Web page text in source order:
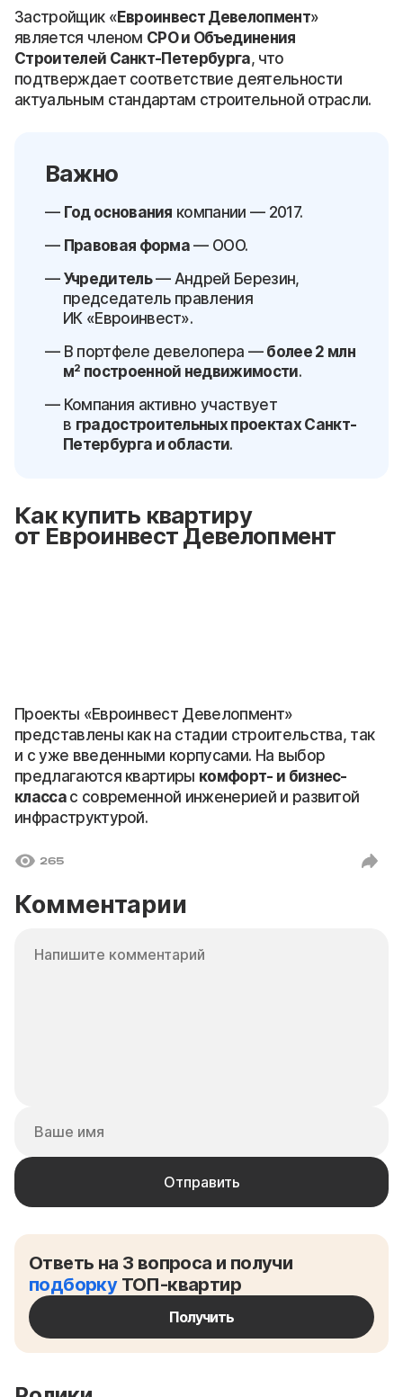
Застройщик «Евроинвест Девелопмент»
является членом СРО и Объединения
Строителей Санкт-Петербурга, что
подтверждает соответствие деятельности
актуальным стандартам строительной отрасли.
Важно
Год основания компании — 2017.
Правовая форма — ООО.
Учредитель— Андрей Березин,
председатель правления
ИК «Евроинвест».
В портфеле девелопера — более 2 млн
м² построенной недвижимости.
Компания активно участвует
в градостроительных проектах Санкт-
Петербурга и области.
Как купить квартиру
от Евроинвест Девелопмент
Проекты «Евроинвест Девелопмент»
представлены как на стадии строительства, так
и с уже введенными корпусами. На выбор
предлагаются квартиры комфорт- и бизнес-
класса с современной инженерией и развитой
инфраструктурой.
265
Комментарии
Ответь на 3 вопроса и получи
подборкуТОП-квартир
Получить